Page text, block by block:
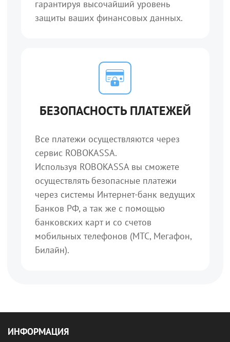
гарантируя высочайший уровень
защиты ваших финансовых данных.
БЕЗОПАСНОСТЬ ПЛАТЕЖЕЙ
Все платежи осуществляются через
сервис ROBOKASSA.
Используя ROBOKASSA вы сможете
осуществлять безопасные платежи
через системы Интернет-банк ведущих
Банков РФ, а так же с помощью
банковских карт и со счетов
мобильных телефонов (МТС, Мегафон,
Билайн).
ИНФОРМАЦИЯ